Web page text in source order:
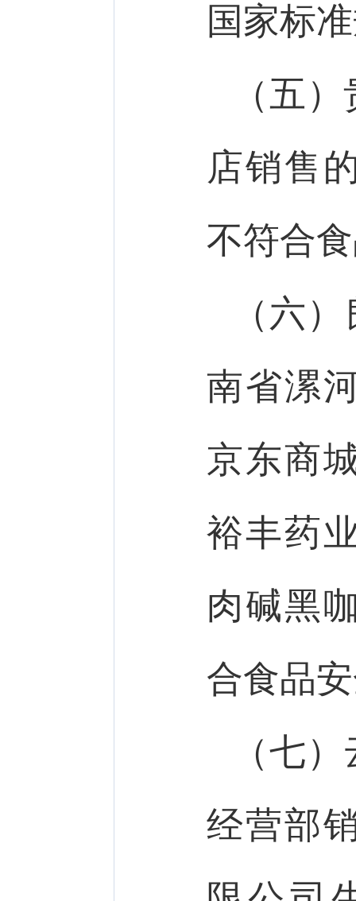
国家标
（五
店销售
不符合
（六
南省漯
京东商
裕丰药
肉碱黑
合食品
（七
经营部